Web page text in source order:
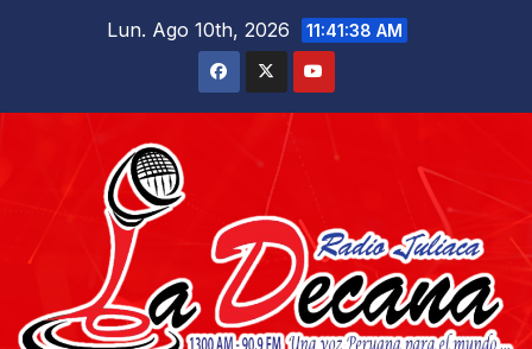
Lun. Ago 10th, 2026 11:41:39 AM